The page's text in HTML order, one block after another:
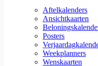
Aftelkalenders
Ansichtkaarten
Posters
Weekplanners
Wenskaarten